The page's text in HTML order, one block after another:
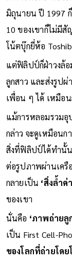
มิถุนายน ปี 1997 ก็
10 ของเขาก็ไม่มี
โน้ตบุ๊กยี่ห้อ
แต่ฟิลิปป์ก็ฝ่าวงล้อ
ลูกสาว และส่งรูป
เพื่อน ๆ ได้ เหมือ
แม้การหลอมรวม
กล่าว จะดูเหมือน
สิ่งที่ฟิลิปป์ได้ทำนั้น
ต่อรูปภาพผ่านเครื
กลายเป็น ‘สิ่งล้ำค่
ของเขา
นั่นคือ ‘ภาพถ่ายลู
เป็น First Cell-
ของโลกที่ถ่ายโด